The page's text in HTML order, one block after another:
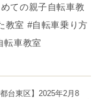
ての親子自転車教
教室 #自転車乗り方
転車教室
都台東区】2025年2月8